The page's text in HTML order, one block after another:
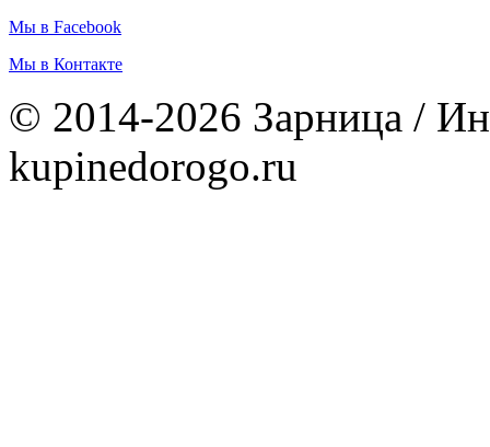
Мы в Facebook
Мы в Контакте
© 2014-2026 Зарница /
kupinedorogo.ru